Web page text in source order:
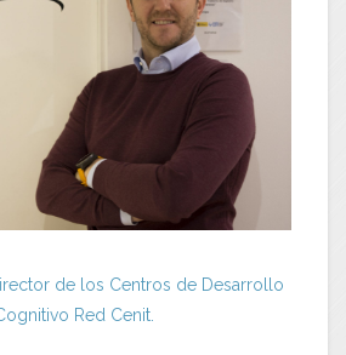
de los Centros de Desarrollo
Red Cenit.